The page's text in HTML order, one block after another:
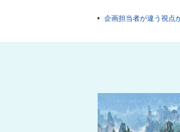
企画担当者が違う視点